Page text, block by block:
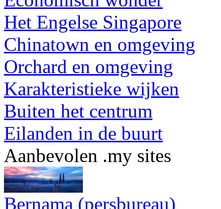
Het Engelse Singapore
Chinatown en omgeving
Orchard en omgeving
Karakteristieke wijken
Buiten het centrum
Eilanden in de buurt
Aanbevolen .my sites
Bernama (persbureau)